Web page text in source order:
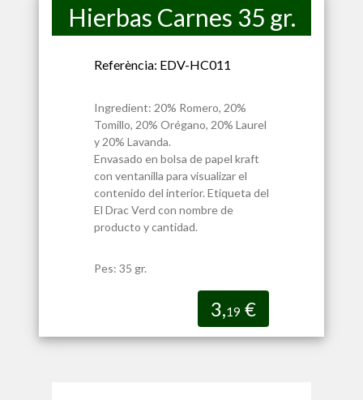
Hierbas Carnes 35 gr.
Referència: EDV-HC011
Ingredient: 20% Romero, 20%
Tomillo, 20% Orégano, 20% Laurel
y 20% Lavanda.
Envasado en bolsa de papel kraft
con ventanilla para visualizar el
contenido del interior. Etiqueta del
El Drac Verd con nombre de
producto y cantidad.
Pes: 35 gr.
3,19 €